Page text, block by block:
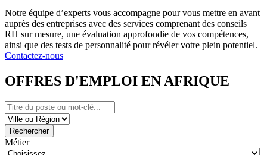
Notre équipe d’experts vous accompagne pour vous mettre en avant
auprès des entreprises avec des services comprenant des conseils
RH sur mesure, une évaluation approfondie de vos compétences,
ainsi que des tests de personnalité pour révéler votre plein potentiel.
Contactez-nous
OFFRES D'EMPLOI EN AFRIQUE
Rechercher
Métier